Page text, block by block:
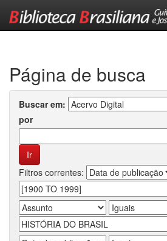
Página de busca
Buscar em:
por
Filtros correntes: